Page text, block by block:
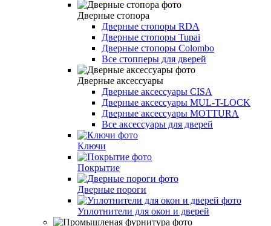
Дверные стопора
Дверные стопоры RDA
Дверные стопоры Tupai
Дверные стопоры Colombo
Все стопперы для дверей
Дверные аксессуары
Дверные аксессуары CISA
Дверные аксессуары MUL-T-LOCK
Дверные аксессуары MOTTURA
Все аксессуары для дверей
Ключи
Покрытие
Дверные пороги
Уплотнители для окон и дверей